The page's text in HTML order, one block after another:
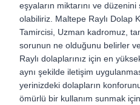
eşyaların miktarını ve
olabiliriz. Maltepe Raylı Dolap
Tamircisi, Uzman kadromuz,
sorunun ne olduğunu belirler
Raylı dolaplarınız için en
aynı şekilde iletişim
yerinizdeki dolapların
ömürlü bir kullanım sunmak